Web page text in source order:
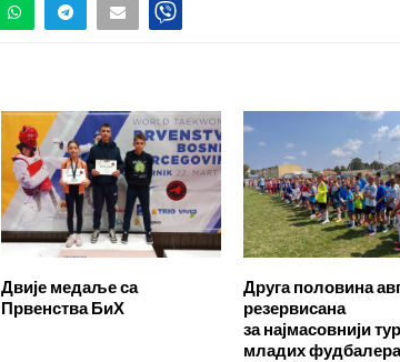
Двије медаље са
Првенства БиХ
Друга половина
резервисана
за најмасовнији
младих фудбалера